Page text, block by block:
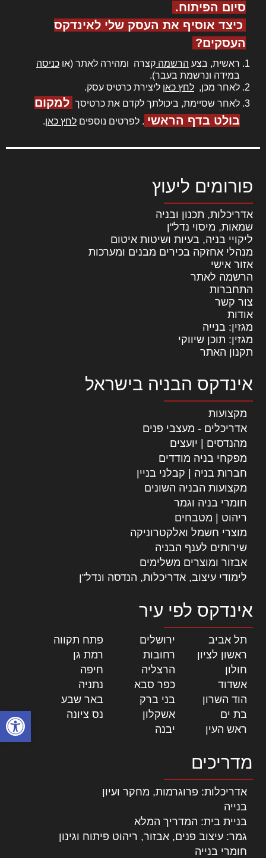
פתח
סיום הפיתוח.
כיצד אוסיף את העסק שלי לאינדקס
העסקים?
ראשית, בצע הרשמה קצרה ומהירה לאתר (או כניסה
במידה ונרשמת בעבר).
לאחר מכן, לחץ כאן ליצירת כרטיס עסק.
לאחר שסיימת, ביכולתך לקדם את כרטיסך למקום
בולט בדף הראשי . לפרטים נוספים לחץ כאן.
פורומים ליעוץ
אדריכלות, תכנון ובניה
שמאות, מיסוי נדל"ן
ליקויי בניה, בעיות ושיטות איטום
מנהלי אחזקה בכירים מבנים ומערכות
אזור אישי
הרשמה לאתר
התחברות
צור קשר
אודות
מגזין: בנייה
מגזין: תוכן שיווקי
תקנון האתר
אינדקס הבניה בישראל
מקצועות
אדריכלים - מעצבי פנים
מהנדסים | יועצים
מפקחי בניה מודדים
חברות בניה | קבלני בניין
מקצועות הבניה השונים
חומרי בניה וגמר
ריהוט | מטבחים
מוצרי חשמל ואלקטרוניקה
שירותים לענף הבניה
אבזור ומוצרים משלימים
לימודי עיצוב, אדריכלות, הנדסה ונדל"ן
אינדקס לפי עיר
תל אביב ירושלים פתח תקווה
ראשון לציון
רחובות רמת גן
חולון
הרצליה חיפה
אשדוד
כפר סבא נתניה
הוד השרון
בני ברק באר שבע
בת ים
אשקלון נס ציונה
ראש העין
יבנה
מדריכים
אדריכלות: פרוגרמות, מחקר ועיון
בנייה
בניית בית: המדריך המלא
גמר: עיצוב פנים, אבזור, ריהוט פיתוח וגינון
חומרי בנייה